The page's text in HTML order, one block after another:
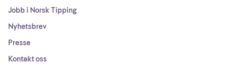
Jobb i Norsk Tipping
Nyhetsbrev
Presse
Kontakt oss